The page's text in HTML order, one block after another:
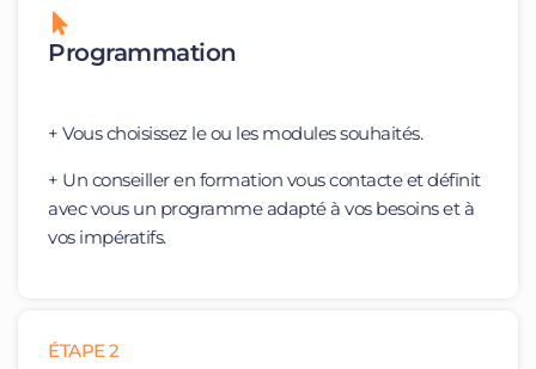
Programmation
+ Vous choisissez le ou les modules souhaités.
+ Un conseiller en formation vous contacte et définit
avec vous un programme adapté à vos besoins et à
vos impératifs.
ÉTAPE 2